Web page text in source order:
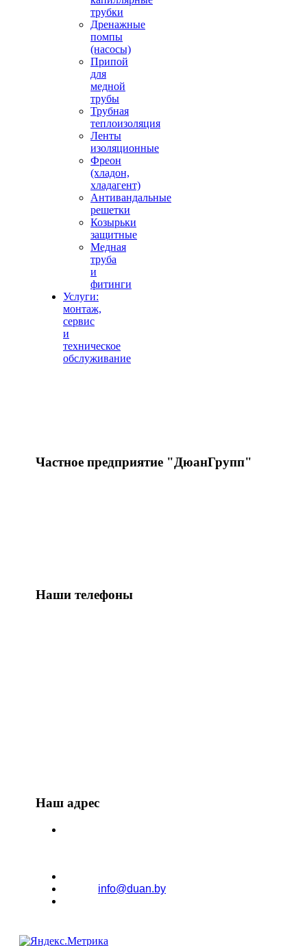
трубки
Дренажные
помпы
(насосы)
Припой
для
медной
трубы
Трубная
теплоизоляция
Ленты
изоляционные
Фреон
(хладон,
хладагент)
Антивандальные
решетки
Козырьки
защитные
Медная
труба
и
фитинги
Услуги:
монтаж,
сервис
и
техническое
обслуживание
Частное предприятие "ДюанГрупп"
Наши телефоны
Наш адрес
info@duan.by